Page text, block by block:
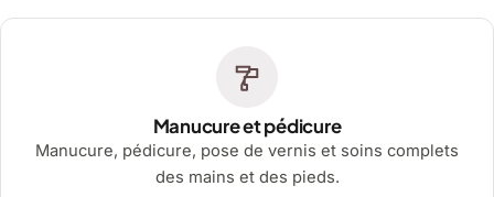
Manucure et pédicure
Manucure, pédicure, pose de vernis et soins complets
des mains et des pieds.